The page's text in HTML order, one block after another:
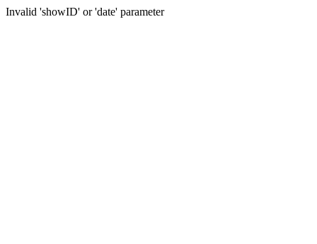
Invalid 'showID' or 'date' parameter